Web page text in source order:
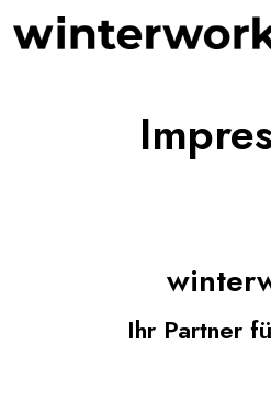
Ihr Partner